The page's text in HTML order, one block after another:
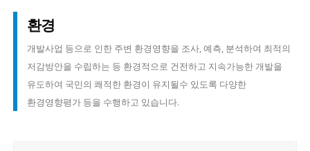
환경
개발사업 등으로 인한 주변 환경영향을 조사, 예측, 분석하여 최적의
저감방안을 수립하는 등 환경적으로 건전하고 지속가능한 개발을
유도하여 국민의 쾌적한 환경이 유지될수 있도록 다양한
환경영향평가 등을 수행하고 있습니다.